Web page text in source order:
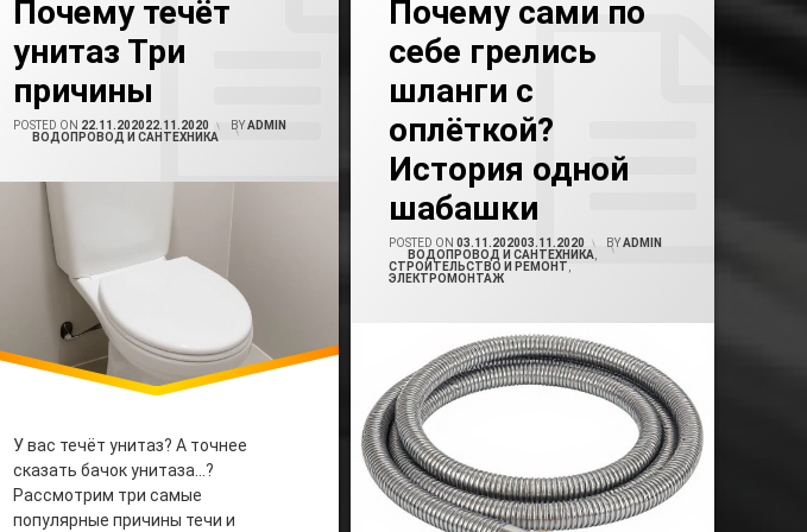
Почему течёт
унитаз Три
причины
POSTED ON 22.11.202022.11.2020 BYADMIN
CATEGORIES:
ВОДОПРОВОД И САНТЕХНИКА
У вас течёт унитаз? А точнее
сказать бачок унитаза…?
Рассмотрим три самые
популярные причины течи и
Как Устранить Течь Унитаза
Течет Бачок Унитаза
Течет Унитаз
Почему сами по
себе грелись
шланги с
оплёткой?
История одной
шабашки
POSTED ON 03.11.202003.11.2020 BYADMIN
CATEGORIES:
ВОДОПРОВОД И САНТЕХНИКА,
СТРОИТЕЛЬСТВО И РЕМОНТ
ЭЛЕКТРОМОНТАЖ
Истории Сантехников
Истории Электриков